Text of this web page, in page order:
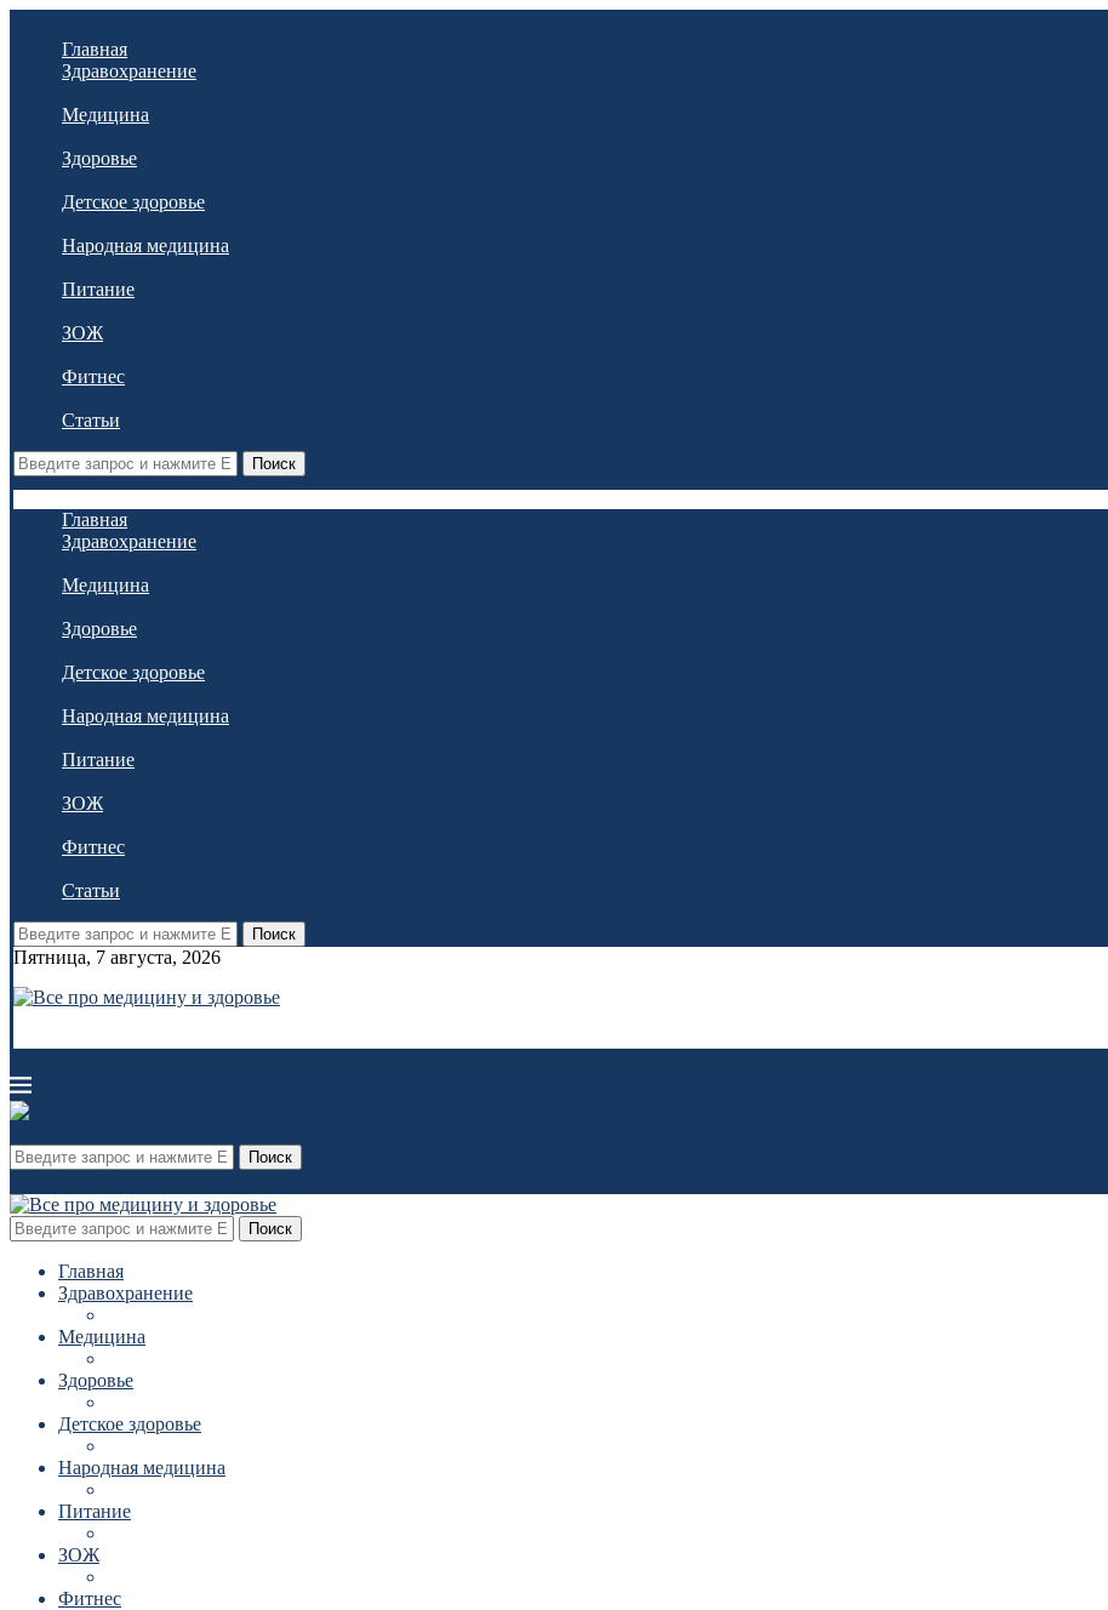
Главная
Здравохранение
Медицина
Здоровье
Детское здоровье
Народная медицина
Питание
ЗОЖ
Фитнес
Статьи
Поиск
Главная
Здравохранение
Медицина
Здоровье
Детское здоровье
Народная медицина
Питание
ЗОЖ
Фитнес
Статьи
Поиск
Пятница, 7 августа, 2026
Поиск
Поиск
Главная
Здравохранение
Медицина
Здоровье
Детское здоровье
Народная медицина
Питание
ЗОЖ
Фитнес